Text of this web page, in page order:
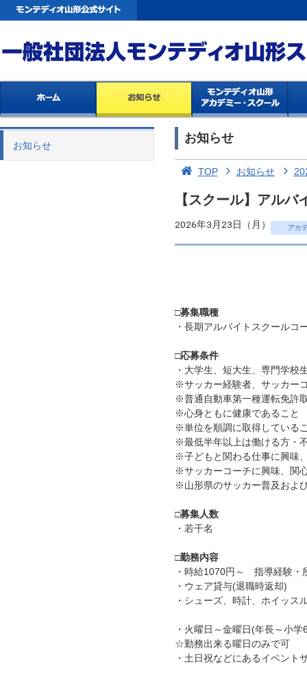
お知らせ
お知らせ
TOP お知らせ
【スクール】アル
2026年3月23日（月） アカ
□募集職種
・長期アルバイトスクールコ
□応募条件
・大学生、短大生、専門学校
※サッカー経験者、サッカー
※普通自動車第一種運転免許
※心身ともに健康であること
※単位を順調に取得している
※最低半年以上は働ける方・
※子どもと関わる仕事に興味
※サッカーコーチに興味、関
※山形県のサッカー普及およ
□募集人数
・若干名
□勤務内容
・時給1070円～ 指導経験・
・ウェア貸与(退職時返却)
・シューズ、時計、ホイッス
・火曜日～金曜日(年長～小
☆勤務出来る曜日のみで可
・土日祝などにあるイベント